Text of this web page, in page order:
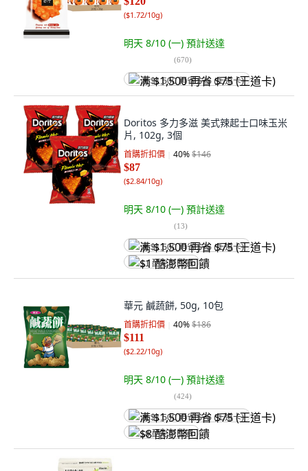
($1.72/10g)
明天 8/10 (一) 預計送達
(670)
满 $1,500 再省 $75 (王道卡)
Doritos 多力多滋 美式辣起士口味玉米
片, 102g, 3個
首購折扣價 40%$146
$87
($2.84/10g)
明天 8/10 (一) 預計送達
(13)
满 $1,500 再省 $75 (王道卡)
$1 酷澎幣回饋
華元 鹹蔬餅, 50g, 10包
首購折扣價 40%$186
$111
($2.22/10g)
明天 8/10 (一) 預計送達
(424)
满 $1,500 再省 $75 (王道卡)
$8 酷澎幣回饋